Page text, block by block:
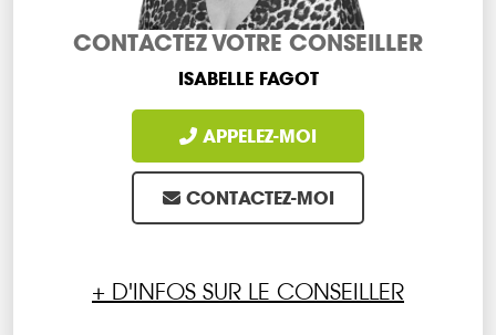
CONTACTEZ VOTRE CONSEILLER
ISABELLE FAGOT
APPELEZ-MOI
CONTACTEZ-MOI
+ D'INFOS SUR LE CONSEILLER